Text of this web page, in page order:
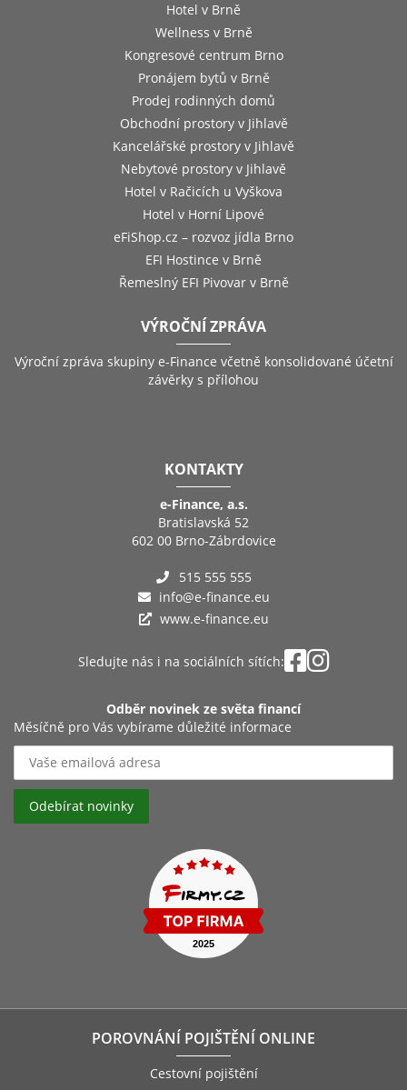
Hotel v Brně
Wellness v Brně
Kongresové centrum Brno
Pronájem bytů v Brně
Prodej rodinných domů
Obchodní prostory v Jihlavě
Kancelářské prostory v Jihlavě
Nebytové prostory v Jihlavě
Hotel v Račicích u Vyškova
Hotel v Horní Lipové
eFiShop.cz – rozvoz jídla Brno
EFI Hostince v Brně
Řemeslný EFI Pivovar v Brně
VÝROČNÍ ZPRÁVA
Výroční zpráva skupiny e-Finance včetně konsolidované účetní
závěrky s přílohou
KONTAKTY
e-Finance, a.s.
Bratislavská 52
602 00 Brno-Zábrdovice
515 555 555
info@e-finance.eu
www.e-finance.eu
Sledujte nás i na sociálních sítích:
Odběr novinek ze světa financí
Měsíčně pro Vás vybírame důležité informace
POROVNÁNÍ POJIŠTĚNÍ ONLINE
Cestovní pojištění